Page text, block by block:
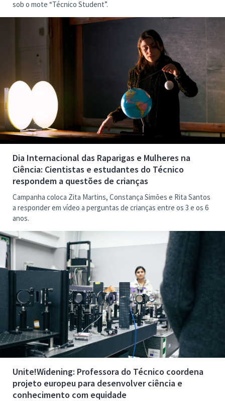
sob o mote “Técnico Student”.
Dia Internacional das Raparigas e Mulheres na
Ciência: Cientistas e estudantes do Técnico
respondem a questões de crianças
Campanha coloca Zita Martins, Constança Simões e Rita Santos
a responder em vídeo a perguntas de crianças entre os 3 e os 6
anos.
Unite!Widening: Professora do Técnico coordena
projeto europeu para desenvolver ciência e
conhecimento com equidade